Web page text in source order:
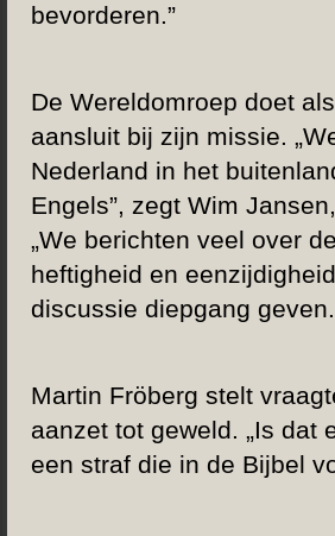
bevorderen.”
De Wereldomroep doet
aansluit bij zijn missie.
Nederland in het
Engels”, zegt Wim
„We berichten veel over
heftigheid en
discussie diepgang
Martin Fröberg stelt
aanzet tot geweld. „Is dat
een straf die in de Bijbel